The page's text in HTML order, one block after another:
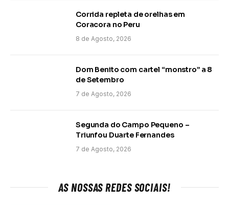
Corrida repleta de orelhas em
Coracora no Peru
8 de Agosto, 2026
Dom Benito com cartel “monstro” a 8
de Setembro
7 de Agosto, 2026
Segunda do Campo Pequeno –
Triunfou Duarte Fernandes
7 de Agosto, 2026
AS NOSSAS REDES SOCIAIS!